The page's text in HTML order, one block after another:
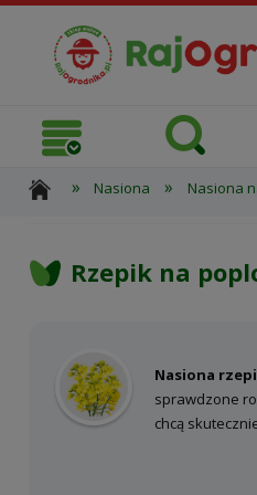
» Nasiona » Nasiona
Rzepik na
Nasiona
sprawdzone
chcą
zbiorach